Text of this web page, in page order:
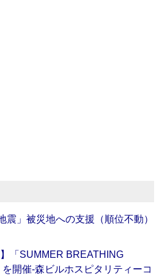
震」被災地への支援（順位不動）
】「SUMMER BREATHING
開催‐森ビルホスピタリティーコ